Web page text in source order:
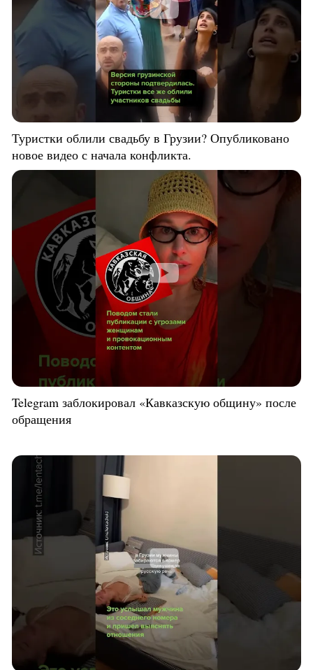
Туристки облили свадьбу в Грузии? Опубликовано
новое видео с начала конфликта.
Telegram заблокировал «Кавказскую общину» после
обращения